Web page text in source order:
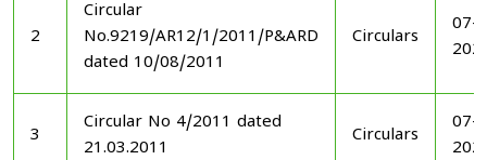
2
Circular
No.9219/AR12/1/2011/P&ARD
dated 10/08/2011
Circulars
07-
3
Circular No 4/2011 dated
21.03.2011
Circulars
07-